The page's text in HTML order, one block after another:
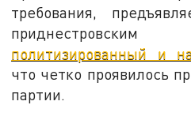
требования,
политизированный и
что четко проявилось
партии.